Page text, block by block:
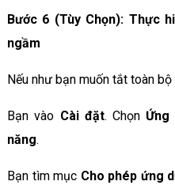
Bước 6 (Tùy Chọn): Thực
ngầm
Nếu như bạn muốn tắt toàn
Bạn vào Cài đặt. Chọn Ứng
năng.
Bạn tìm mục Cho phép ứng